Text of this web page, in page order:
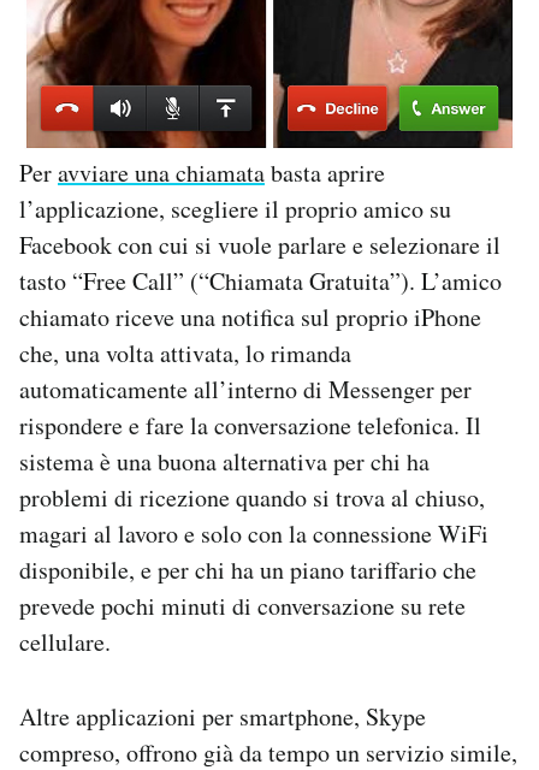
Peravviare una chiamatabasta aprire
l’applicazione, scegliere il proprio amico su
Facebook con cui si vuole parlare e selezionare il
tasto “Free Call” (“Chiamata Gratuita”). L’amico
chiamato riceve una notifica sul proprio iPhone
che, una volta attivata, lo rimanda
automaticamente all’interno di Messenger per
rispondere e fare la conversazione telefonica. Il
sistema è una buona alternativa per chi ha
problemi di ricezione quando si trova al chiuso,
magari al lavoro e solo con la connessione WiFi
disponibile, e per chi ha un piano tariffario che
prevede pochi minuti di conversazione su rete
cellulare.
Altre applicazioni per smartphone, Skype
compreso, offrono già da tempo un servizio simile,